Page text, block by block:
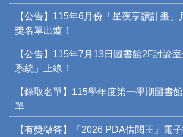
【公告】115年6月份「星夜享讀計畫」
獎名單出爐！
【公告】115年7月13日圖書館2F討論
系統」上線！
【錄取名單】115學年度第一學期圖書
單
【有獎徵答】「2026 PDA借閱王」電